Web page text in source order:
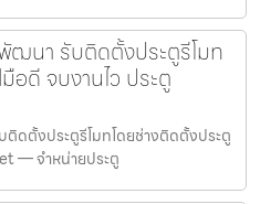
ฒนา รับติดตั้งประตูรีโมท
อดี จบงานไว ประตู
ดตั้งประตูรีโมทโดยช่างติดตั้งประตู
— จำหน่ายประตู